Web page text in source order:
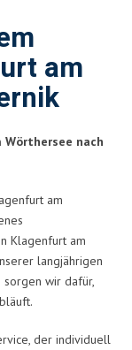
am
nach
am
Klagenfurt am
langjährigen
wir dafür,
der individuell